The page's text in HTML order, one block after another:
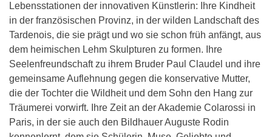
Lebensstationen der innovativen Künstlerin: Ihre Kindheit
in der französischen Provinz, in der wilden Landschaft des
Tardenois, die sie prägt und wo sie schon früh anfängt, aus
dem heimischen Lehm Skulpturen zu formen. Ihre
Seelenfreundschaft zu ihrem Bruder Paul Claudel und ihre
gemeinsame Auflehnung gegen die konservative Mutter,
die der Tochter die Wildheit und dem Sohn den Hang zur
Träumerei vorwirft. Ihre Zeit an der Akademie Colarossi in
Paris, in der sie auch den Bildhauer Auguste Rodin